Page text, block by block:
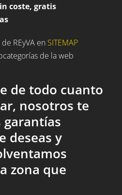
coste, gratis
REyVA en SITEMAP
de la web
de todo cuanto
nosotros te
garantías
deseas y
zona que